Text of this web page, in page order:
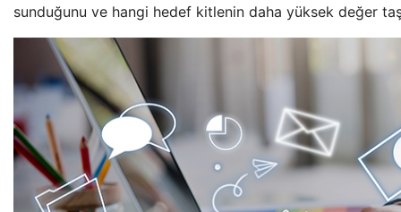
sunduğunu ve hangi hedef kitlenin daha yüksek değer